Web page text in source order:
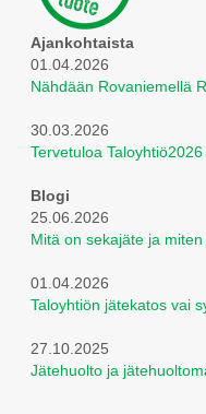
Ajankohtaista
01.04.2026
Nähdään Rovaniemellä
30.03.2026
Tervetuloa
Blogi
25.06.2026
Mitä on sekajäte ja
01.04.2026
Taloyhtiön jätekatos vai
27.10.2025
Jätehuolto ja